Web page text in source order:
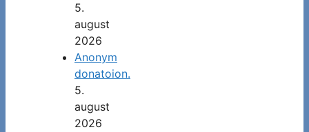
5.
august
2026
Anonym
donatoion.
5.
august
2026